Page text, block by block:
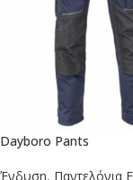
Dayboro Pants
Ένδυση, Παντελόνια